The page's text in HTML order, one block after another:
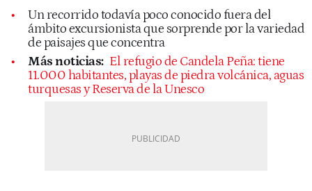
Un recorrido todavía poco conocido fuera del
ámbito excursionista que sorprende por la variedad
de paisajes que concentra
Más noticias: El refugio de Candela Peña: tiene
11.000 habitantes, playas de piedra volcánica, aguas
turquesas y Reserva de la Unesco